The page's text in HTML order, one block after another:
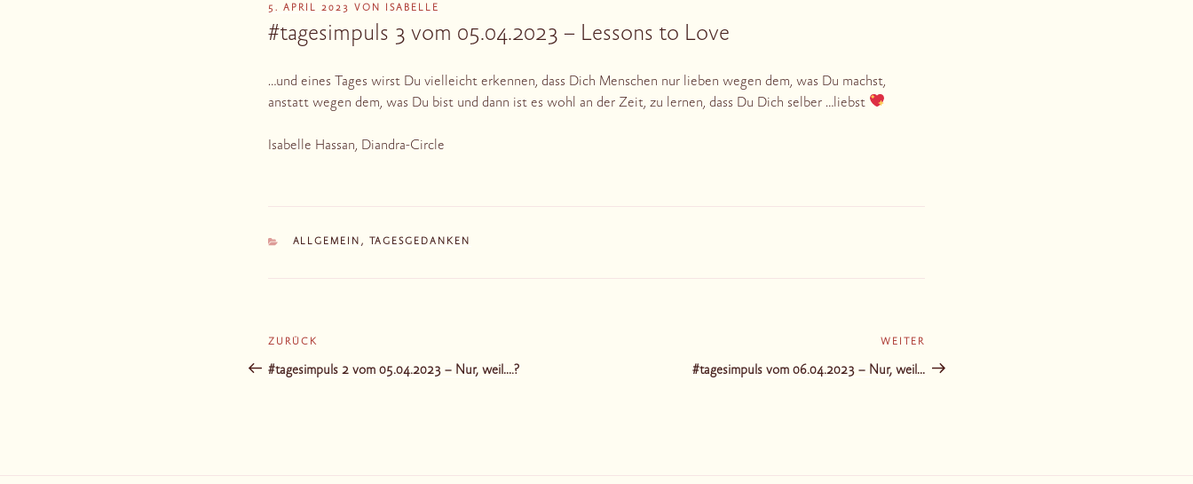
VERÖFFENTLICHT
AM
5. APRIL 2023 VON ISABELLE
#tagesimpuls 3 vom 05.04.2023 – Lessons to Love
…und eines Tages wirst Du vielleicht erkennen, dass Dich Menschen nur lieben wegen dem, was Du machst,
anstatt wegen dem, was Du bist und dann ist es wohl an der Zeit, zu lernen, dass Du Dich selber …liebst
Isabelle Hassan, Diandra-Circle
KATEGORIEN
ALLGEMEIN , TAGESGEDANKEN
Beitragsnavigation
Vorheriger
Beitrag
ZURÜCK
#tagesimpuls 2 vom 05.04.2023 – Nur, weil….?
Beitrag
WEITER
#tagesimpuls vom 06.04.2023 – Nur, weil…